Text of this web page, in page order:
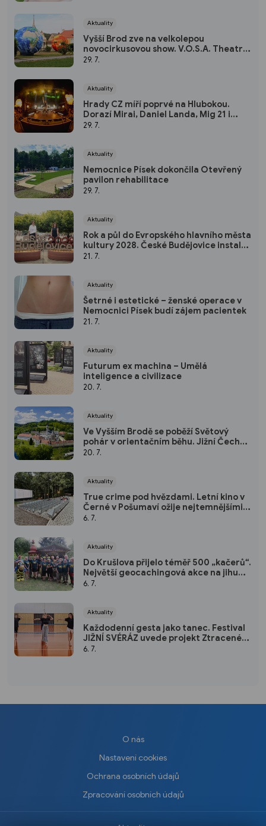
Aktuality
Vyšší Brod zve na velkolepou
novocirkusovou show. V.O.S.A. Theatre
promění klášterní zahradu v kouzelný
29. 7.
Aktuality
Hrady CZ míří poprvé na Hlubokou.
Dorazí Mirai, Daniel Landa, Mig 21 i
Rybičky 48
29. 7.
Aktuality
Nemocnice Písek dokončila Otevřený
pavilon rehabilitace
29. 7.
Aktuality
Rok a půl do Evropského hlavního města
kultury 2028. České Budějovice instalují
první symbol titulárního roku z
21. 7.
Aktuality
Šetrné i estetické – ženské operace v
Nemocnici Písek budí zájem pacientek
21. 7.
Aktuality
Futurum ex machina – Umělá
inteligence a civilizace
20. 7.
Aktuality
Ve Vyšším Brodě se poběží Světový
pohár v orientačním běhu. Jižní Čechy
budou poprvé hostit absolutní světovou
20. 7.
Aktuality
True crime pod hvězdami. Letní kino v
Černé v Pošumaví ožije nejtemnějšími
příběhy jižních Čech
6. 7.
Aktuality
Do Krušlova přijelo téměř 500 „kačerů“.
Největší geocachingová akce na jihu
Čech podpořila rozvoj Machova včelína
6. 7.
Aktuality
Každodenní gesta jako tanec. Festival
JIŽNÍ SVÉRÁZ uvede projekt Ztracené
pohyby
6. 7.
O nás
Nastavení cookies
Ochrana osobních údajů
Zpracování osobních údajů